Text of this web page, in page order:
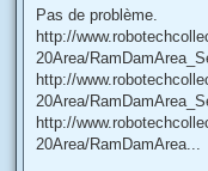
Pas de problème.
http://
20Area/
http://
20Area/
http://
20Area/RamDamArea...